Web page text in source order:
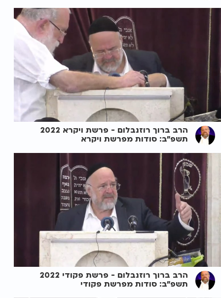
הרב ברוך רוזנבלום - פרשת ויקרא 2022
תשפ"ב: סודות מפרשת ויקרא
הרב ברוך רוזנבלום - פרשת פקודי 2022
תשפ"ב: סודות מפרשת פקודי